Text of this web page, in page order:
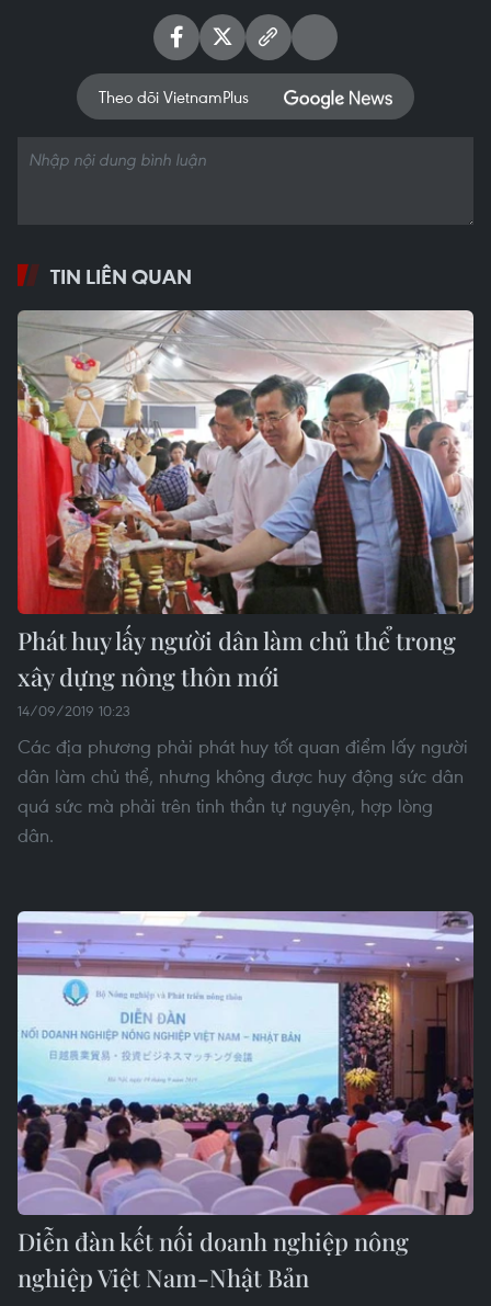
Theo dõi VietnamPlus
TIN LIÊN QUAN
Phát huy lấy người dân làm chủ thể trong
xây dựng nông thôn mới
14/09/2019 10:23
Các địa phương phải phát huy tốt quan điểm lấy người
dân làm chủ thể, nhưng không được huy động sức dân
quá sức mà phải trên tinh thần tự nguyện, hợp lòng
dân.
Diễn đàn kết nối doanh nghiệp nông
nghiệp Việt Nam-Nhật Bản